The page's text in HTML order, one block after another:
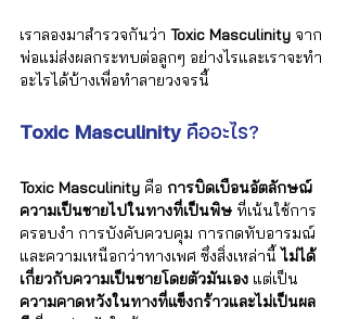
เราลองมาสำรวจกันว่า Toxic Masculinity จาก
พ่อแม่ส่งผลกระทบต่อลูกๆ อย่างไรและเราจะทำ
อะไรได้บ้างเพื่อทำลายวงจรนี้
Toxic Masculinity คืออะไร?
Toxic Masculinity คือ การบิดเบือนอัตลักษณ์
ความเป็นชายไปในทางที่เป็นพิษ ที่เน้นใช้การ
ครอบงำ การบังคับควบคุม การกดทับอารมณ์
และความเหนือกว่าทางเพศ ซึ่งสิ่งเหล่านี้ ไม่ได้
เกี่ยวกับความเป็นชายโดยตัวมันเอง แต่เป็น
ความคาดหวังในทางที่แข็งกร้าวและไม่เป็นผล